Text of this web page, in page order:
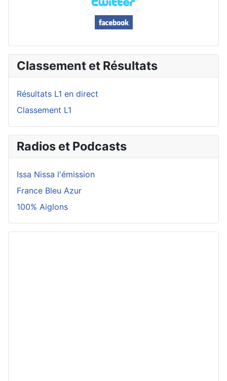
Classement et Résultats
Résultats L1 en direct
Classement L1
Radios et Podcasts
Issa Nissa l'émission
France Bleu Azur
100% Aiglons